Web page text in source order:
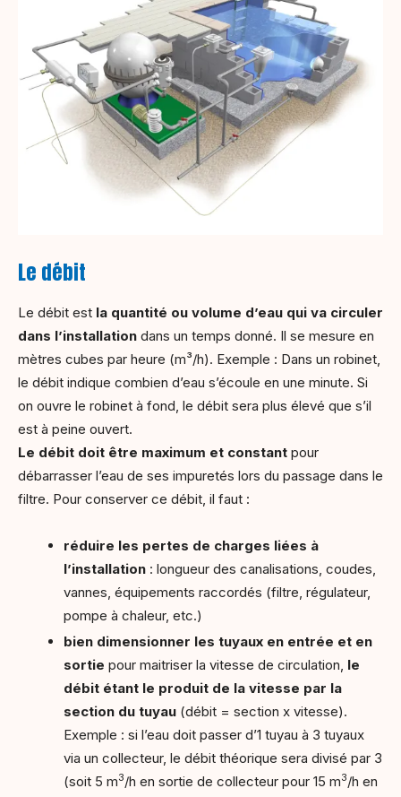
Le débit
Le débit est la quantité ou volume d’eau qui va circuler
dans l’installation dans un temps donné. Il se mesure en
mètres cubes par heure (m³/h). Exemple : Dans un robinet,
le débit indique combien d’eau s’écoule en une minute. Si
on ouvre le robinet à fond, le débit sera plus élevé que s’il
est à peine ouvert.
Le débit doit être maximum et constant pour
débarrasser l’eau de ses impuretés lors du passage dans le
filtre. Pour conserver ce débit, il faut :
réduire les pertes de charges liées à
l’installation : longueur des canalisations, coudes,
vannes, équipements raccordés (filtre, régulateur,
pompe à chaleur, etc.)
bien dimensionner les tuyaux en entrée et en
sortie pour maitriser la vitesse de circulation, le
débit étant le produit de la vitesse par la
section du tuyau (débit = section x vitesse).
Exemple : si l’eau doit passer d’1 tuyau à 3 tuyaux
via un collecteur, le débit théorique sera divisé par 3
(soit 5 m3/h en sortie de collecteur pour 15 m3/h en